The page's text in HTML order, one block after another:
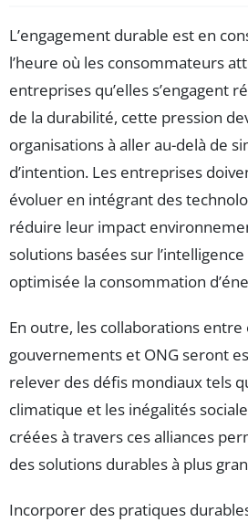
L’engagement durable est en
l’heure où les consommateurs
entreprises qu’elles s’engagent
de la durabilité, cette pression
organisations à aller au-delà de
d’intention. Les entreprises
évoluer en intégrant des
réduire leur impact
solutions basées sur
optimisée la consommation
En outre, les collaborations
gouvernements et ONG seront
relever des défis mondiaux tels
climatique et les inégalités
créées à travers ces alliances
des solutions durables à plus
Incorporer des pratiques